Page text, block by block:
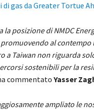
gas da Greater Tortue
posizione di NMDC
al
a Taiwan non riguarda
sostenibili per la
commentatoYasser
ampliato le